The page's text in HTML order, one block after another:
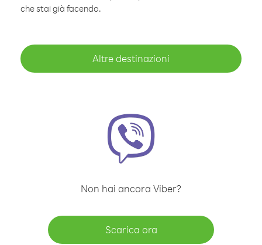
che stai già facendo.
Altre destinazioni
Non hai ancora Viber?
Scarica ora